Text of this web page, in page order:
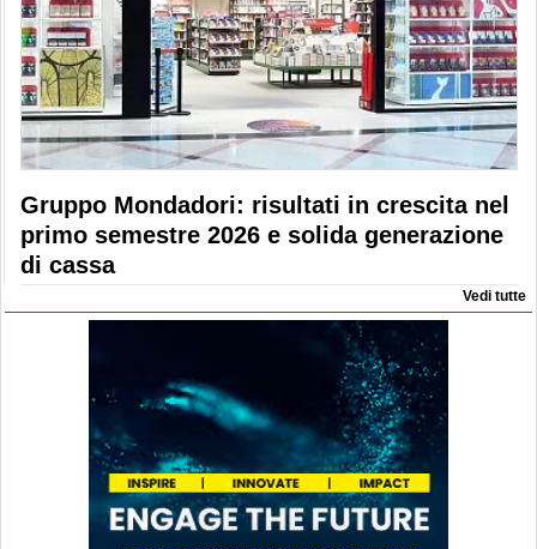
Gruppo Mondadori: risultati in crescita nel
primo semestre 2026 e solida generazione
di cassa
Vedi tutte